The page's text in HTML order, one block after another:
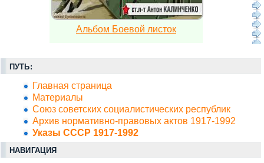
Альбом Боевой листок
ПУТЬ:
Главная страница
Материалы
Союз советских социалистических республик
Архив нормативно-правовых актов 1917-1992
Указы СССР 1917-1992
НАВИГАЦИЯ